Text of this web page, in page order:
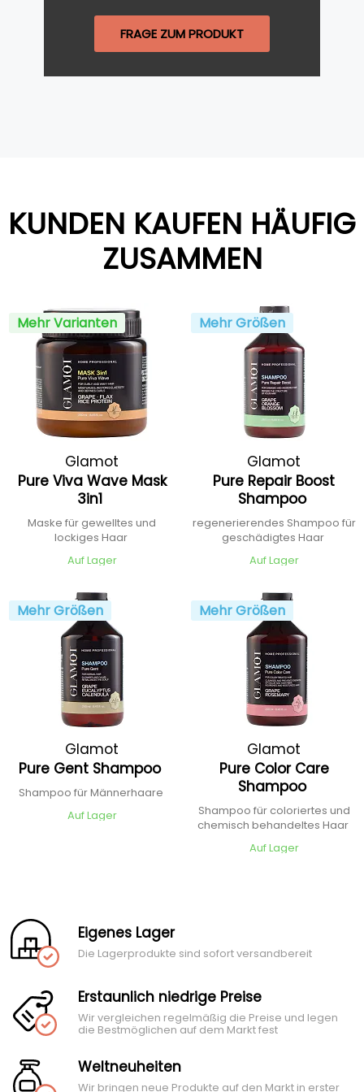
FRAGE ZUM PRODUKT
KUNDEN KAUFEN HÄUFIG
ZUSAMMEN
Mehr Varianten
Glamot
Pure Viva Wave Mask
3in1
Maske für gewelltes und
lockiges Haar
Auf Lager
Mehr Größen
Glamot
Pure Repair Boost
Shampoo
regenerierendes Shampoo für
geschädigtes Haar
Auf Lager
Mehr Größen
Glamot
Pure Gent Shampoo
Shampoo für Männerhaare
Auf Lager
Mehr Größen
Glamot
Pure Color Care
Shampoo
Shampoo für coloriertes und
chemisch behandeltes Haar
Auf Lager
Eigenes Lager
Die Lagerprodukte sind sofort versandbereit
Erstaunlich niedrige Preise
Wir vergleichen regelmäßig die Preise und legen
die Bestmöglichen auf dem Markt fest
Weltneuheiten
Wir bringen neue Produkte auf den Markt in erster